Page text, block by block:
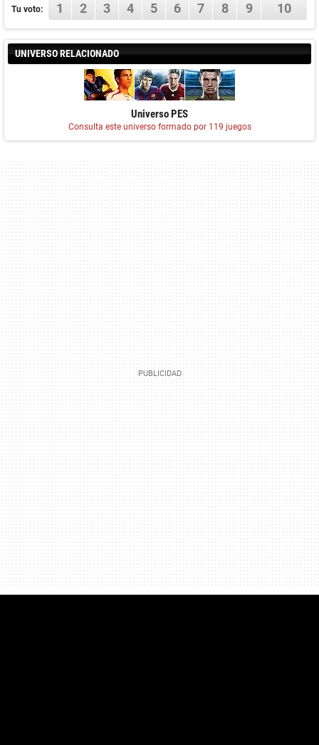
Tu voto: 1 2 3 4 5 6 7 8 9 10
UNIVERSO RELACIONADO
Universo PES
Consulta este universo formado por 119 juegos